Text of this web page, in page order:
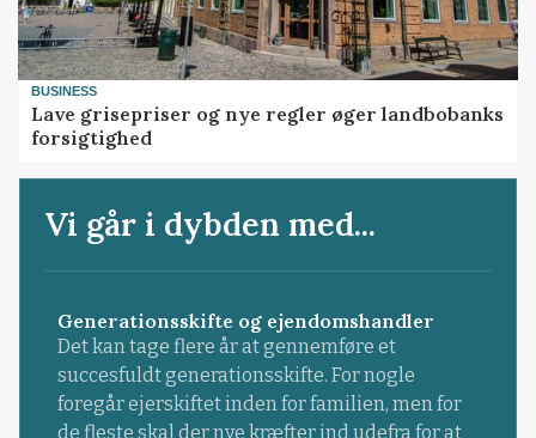
BUSINESS
Lave grisepriser og nye regler øger landbobanks
forsigtighed
Vi går i dybden med...
Generationsskifte og ejendomshandler
Det kan tage flere år at gennemføre et
succesfuldt generationsskifte. For nogle
foregår ejerskiftet inden for familien, men for
de fleste skal der nye kræfter ind udefra for at